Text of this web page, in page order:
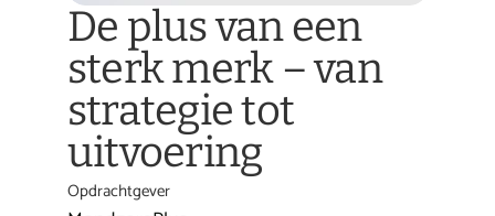
Opdrachtgever
De plus van een
sterk merk – van
strategie tot
uitvoering